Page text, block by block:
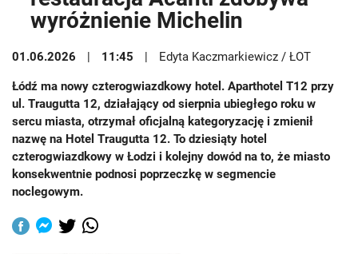
wyróżnienie Michelin
01.06.2026 11:45 Edyta Kaczmarkiewicz / ŁOT
Łódź ma nowy czterogwiazdkowy hotel. Aparthotel T12 przy
ul. Traugutta 12, działający od sierpnia ubiegłego roku w
sercu miasta, otrzymał oficjalną kategoryzację i zmienił
nazwę na Hotel Traugutta 12. To dziesiąty hotel
czterogwiazdkowy w Łodzi i kolejny dowód na to, że miasto
konsekwentnie podnosi poprzeczkę w segmencie
noclegowym.